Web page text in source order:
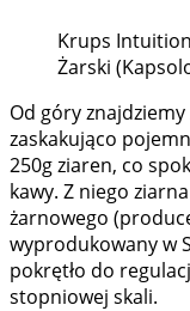
Krups
Żarski
Od góry
zaskakująco
250g ziaren, co
kawy. Z niego
żarnowego
wyprodukowany w
pokrętło do
stopniowej skali.